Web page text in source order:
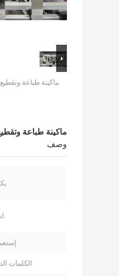
ماكينة طباعة
ماكينة طباعة
وصف
الكلمات